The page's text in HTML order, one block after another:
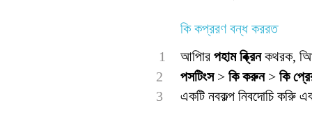
কি কপ্ররণ বন্ধ কররত
1
আপিার পহাম ব্ক্রিনকথরক,
2
পসটিংস> কি করুন> কি
3
একটি নবকল্প নিবদোচি করুি